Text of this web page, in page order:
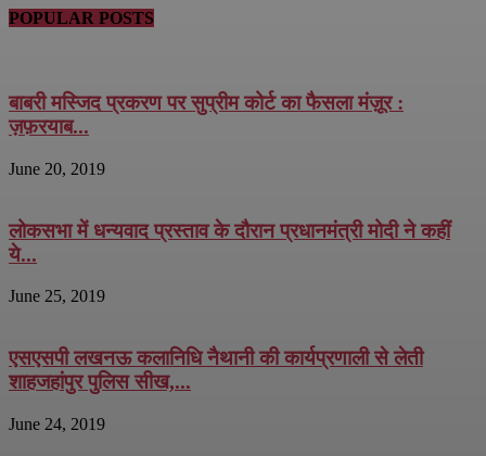
POPULAR POSTS
बाबरी मस्जिद प्रकरण पर सुप्रीम कोर्ट का फैसला मंज़ूर :
ज़फ़रयाब...
June 20, 2019
लोकसभा में धन्यवाद प्रस्ताव के दौरान प्रधानमंत्री मोदी ने कहीं
ये...
June 25, 2019
एसएसपी लखनऊ कलानिधि नैथानी की कार्यप्रणाली से लेती
शाहजहांपुर पुलिस सीख,...
June 24, 2019